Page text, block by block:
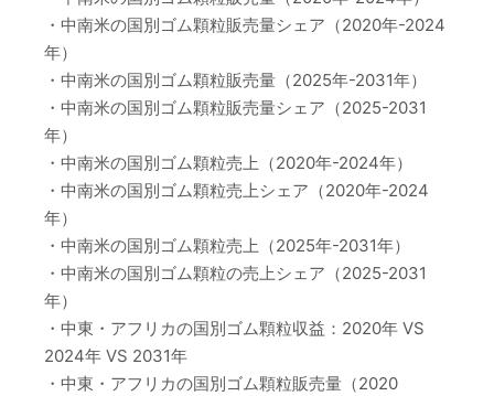
・中南米の国別ゴム顆粒販売量シェア（2020年-2024
年）
・中南米の国別ゴム顆粒販売量（2025年-2031年）
・中南米の国別ゴム顆粒販売量シェア（2025-2031
年）
・中南米の国別ゴム顆粒売上（2020年-2024年）
・中南米の国別ゴム顆粒売上シェア（2020年-2024
年）
・中南米の国別ゴム顆粒売上（2025年-2031年）
・中南米の国別ゴム顆粒の売上シェア（2025-2031
年）
・中東・アフリカの国別ゴム顆粒収益：2020年 VS
2024年 VS 2031年
・中東・アフリカの国別ゴム顆粒販売量（2020